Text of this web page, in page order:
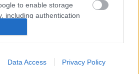
to enable storage
including authentication
prevention, and other
Data Access Privacy Policy
kész sültcsirke fűszerkeverék